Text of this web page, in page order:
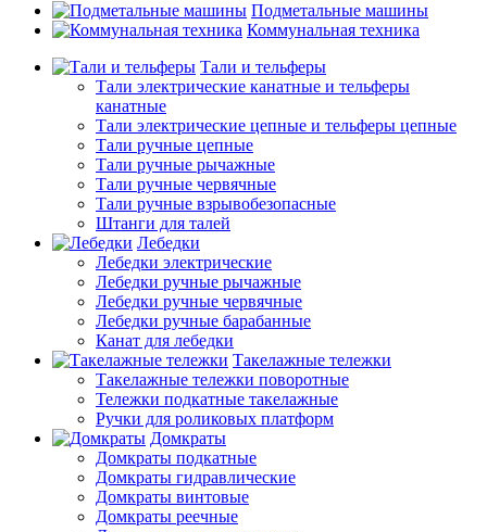
Подметальные машины
Коммунальная техника
Тали и тельферы
Тали электрические канатные и тельферы
канатные
Тали электрические цепные и тельферы цепные
Тали ручные цепные
Тали ручные рычажные
Тали ручные червячные
Тали ручные взрывобезопасные
Штанги для талей
Лебедки
Лебедки электрические
Лебедки ручные рычажные
Лебедки ручные червячные
Лебедки ручные барабанные
Канат для лебедки
Такелажные тележки
Такелажные тележки поворотные
Тележки подкатные такелажные
Ручки для роликовых платформ
Домкраты
Домкраты подкатные
Домкраты гидравлические
Домкраты винтовые
Домкраты реечные